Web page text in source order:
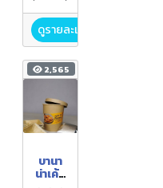
ดูรายละเอียด
2,565
บานา
น่าเค้ก